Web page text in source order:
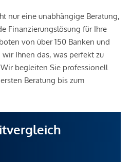
nur eine unabhängige Beratung,
Finanzierungslösung für Ihre
von über 150 Banken und
Ihnen das, was perfekt zu
begleiten Sie professionell
Beratung bis zum